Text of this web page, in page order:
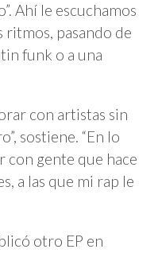
Ahí le escuchamos
pasando de
funk o a una
con artistas sin
sostiene. “En lo
con gente que hace
a las que mi rap le
otro EP en